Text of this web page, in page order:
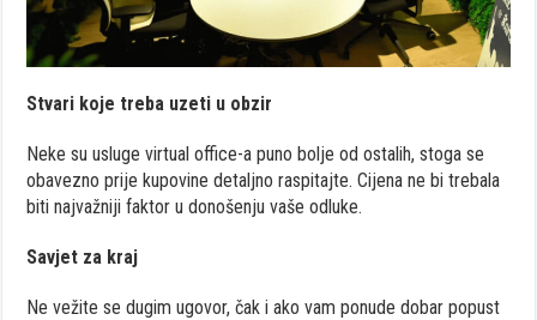
Stvari koje treba uzeti u obzir
Neke su usluge virtual office-a puno bolje od ostalih, stoga se
obavezno prije kupovine detaljno raspitajte. Cijena ne bi trebala
biti najvažniji faktor u donošenju vaše odluke.
Savjet za kraj
Ne vežite se dugim ugovor, čak i ako vam ponude dobar popust